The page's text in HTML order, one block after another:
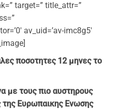
target=” title_attr=”
av_uid=’av-imc8g5′
ποσοτητες 12 μηνες το
με τους πιο αυστηρους
της Ευρωπαικης Ενωσης